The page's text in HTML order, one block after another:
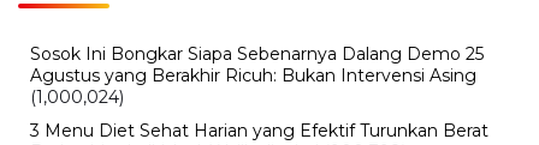
Sosok Ini Bongkar Siapa Sebenarnya Dalang Demo 25
Agustus yang Berakhir Ricuh: Bukan Intervensi Asing
(1,000,024)
3 Menu Diet Sehat Harian yang Efektif Turunkan Berat